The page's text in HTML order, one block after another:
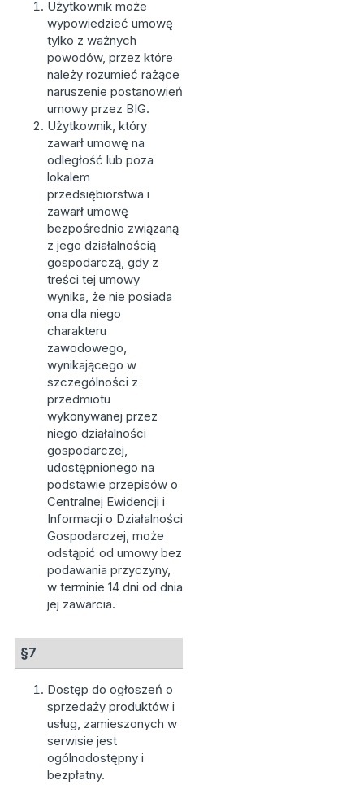
Użytkownik może
wypowiedzieć umowę
tylko z ważnych
powodów, przez które
należy rozumieć rażące
naruszenie postanowień
umowy przez BIG.
Użytkownik, który
zawarł umowę na
odległość lub poza
lokalem
przedsiębiorstwa i
zawarł umowę
bezpośrednio związaną
z jego działalnością
gospodarczą, gdy z
treści tej umowy
wynika, że nie posiada
ona dla niego
charakteru
zawodowego,
wynikającego w
szczególności z
przedmiotu
wykonywanej przez
niego działalności
gospodarczej,
udostępnionego na
podstawie przepisów o
Centralnej Ewidencji i
Informacji o Działalności
Gospodarczej, może
odstąpić od umowy bez
podawania przyczyny,
w terminie 14 dni od dnia
jej zawarcia.
§7
Dostęp do ogłoszeń o
sprzedaży produktów i
usług, zamieszonych w
serwisie jest
ogólnodostępny i
bezpłatny.